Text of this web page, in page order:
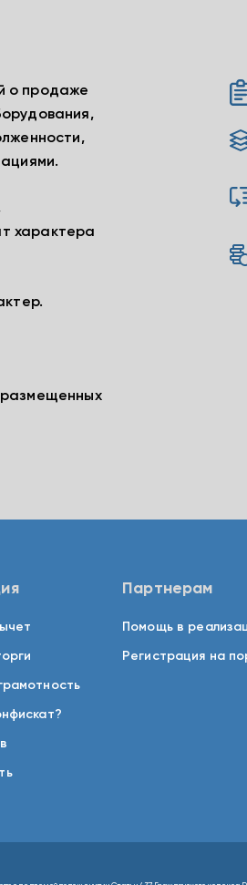
о продаже
характера
размещенных
Партнерам
Помощь в
Регистрация на